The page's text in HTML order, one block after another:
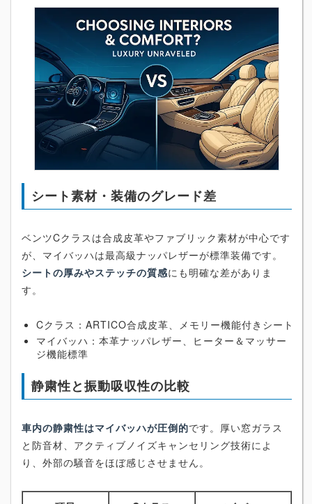
シート素材・装備のグレード差
ベンツCクラスは合成皮革やファブリック素材が中心です
が、マイバッハは最高級ナッパレザーが標準装備です。
シートの厚みやステッチの質感にも明確な差がありま
す。
Cクラス：ARTICO合成皮革、メモリー機能付きシート
マイバッハ：本革ナッパレザー、ヒーター＆マッサー
ジ機能標準
静粛性と振動吸収性の比較
車内の静粛性はマイバッハが圧倒的です。厚い窓ガラス
と防音材、アクティブノイズキャンセリング技術によ
り、外部の騒音をほぼ感じさせません。